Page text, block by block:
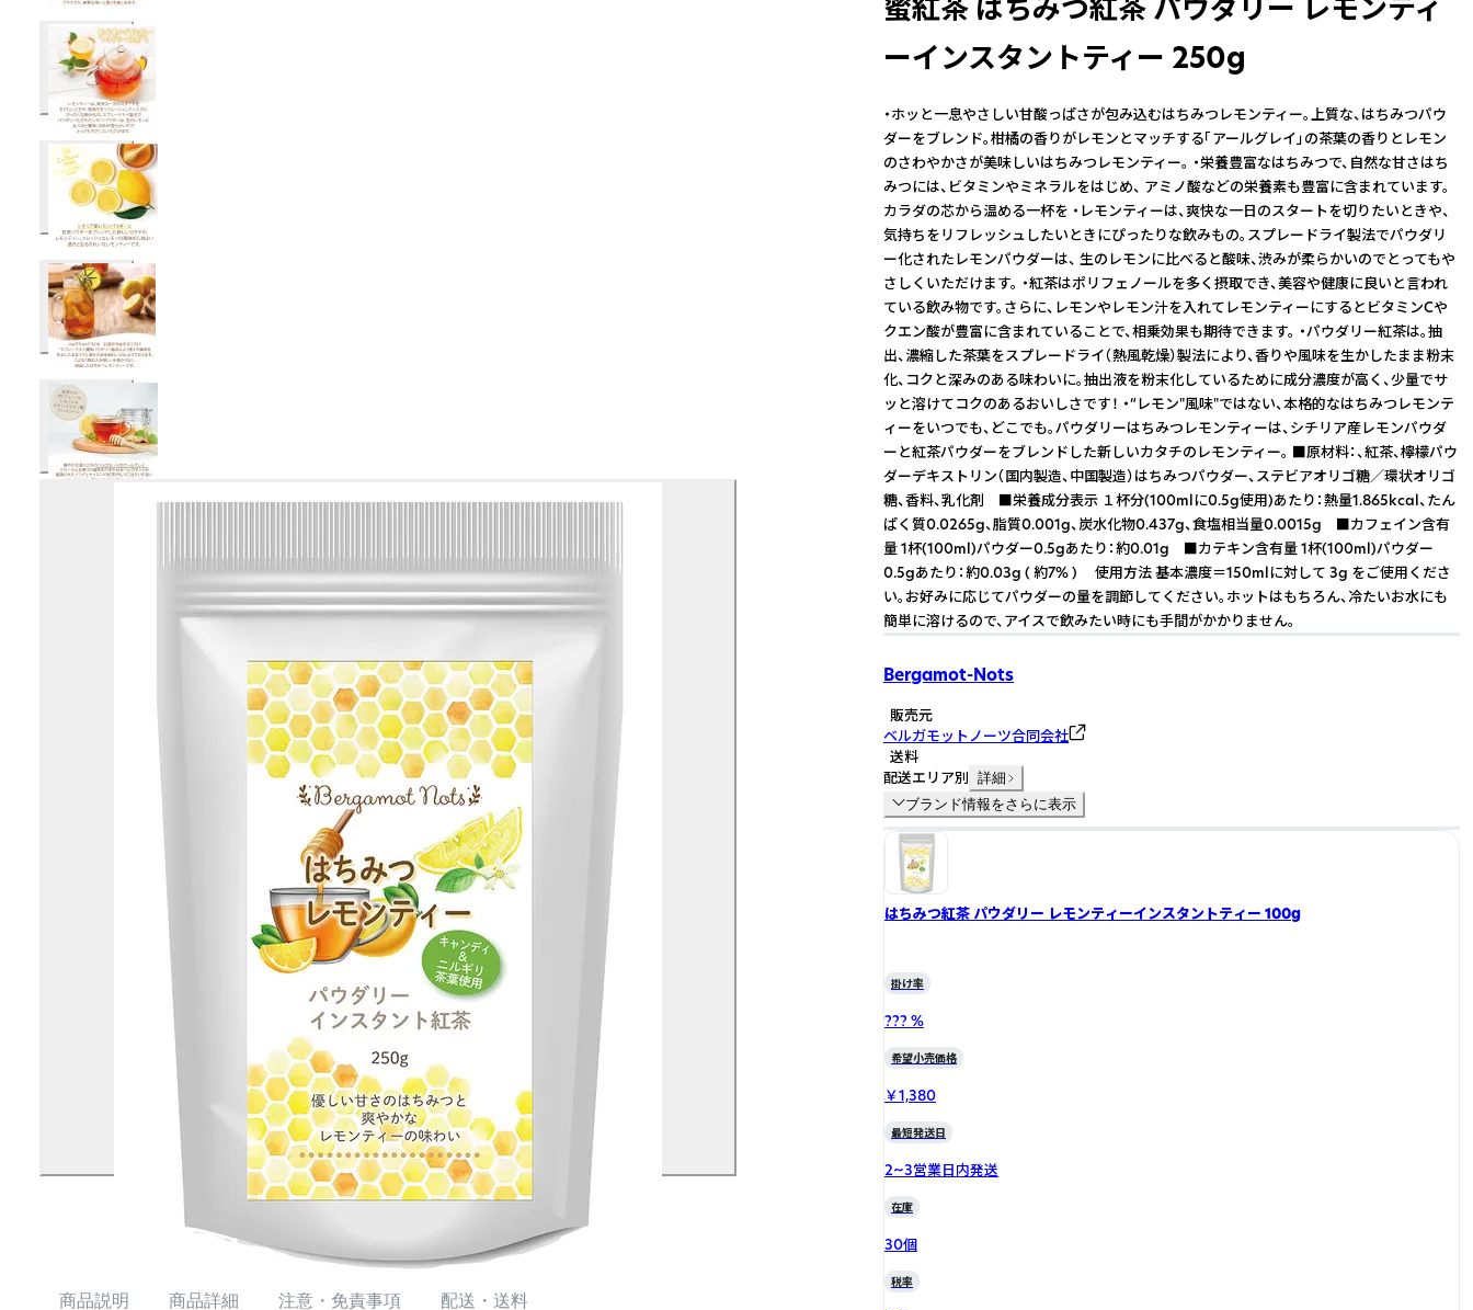
商品説明 商品詳細 注意・免責事項 配送・送料
蜜紅茶 はちみつ紅茶 パウダリー レモンティ
ーインスタントティー 250g
・ホッと一息やさしい甘酸っぱさが包み込むはちみつレモンティー。上質な、はちみつパウ
ダーをブレンド。柑橘の香りがレモンとマッチする「アールグレイ」の茶葉の香りとレモン
のさわやかさが美味しいはちみつレモンティー。 ・栄養豊富なはちみつで、自然な甘さはち
みつには、ビタミンやミネラルをはじめ、 アミノ酸などの栄養素も豊富に含まれています。
カラダの芯から温める一杯を ・レモンティーは、爽快な一日のスタートを切りたいときや、
気持ちをリフレッシュしたいときにぴったりな飲みもの。スプレードライ製法でパウダリ
ー化されたレモンパウダーは、 生のレモンに比べると酸味、渋みが柔らかいのでとってもや
さしくいただけます。 ・紅茶はポリフェノールを多く摂取でき、美容や健康に良いと言われ
ている飲み物です。さらに、レモンやレモン汁を入れてレモンティーにするとビタミンCや
クエン酸が豊富に含まれていることで、相乗効果も期待できます。 ・パウダリー紅茶は。抽
出、濃縮した茶葉をスプレードライ（熱風乾燥）製法により、香りや風味を生かしたまま粉末
化、コクと深みのある味わいに。抽出液を粉末化しているために成分濃度が高く、少量でサ
ッと溶けてコクのあるおいしさです！ ・“レモン"風味"ではない、本格的なはちみつレモンテ
ィーをいつでも、どこでも。パウダリーはちみつレモンティーは、シチリア産レモンパウダ
ーと紅茶パウダーをブレンドした新しいカタチのレモンティー。 ■原材料：、紅茶、檸檬パウ
ダーデキストリン（国内製造、中国製造）はちみつパウダー、ステビアオリゴ糖／環状オリゴ
糖、香料、乳化剤 ■栄養成分表示 １杯分(100mlに0.5g使用)あたり：熱量1.865kcal、たん
ぱく質0.0265g、脂質0.001g、炭水化物0.437g、食塩相当量0.0015g ■カフェイン含有
量 1杯(100ml)パウダー0.5gあたり：約0.01g ■カテキン含有量 1杯(100ml)パウダー
0.5gあたり：約0.03g ( 約7% ) 使用方法 基本濃度＝150mlに対して 3g をご使用くださ
い。お好みに応じてパウダーの量を調節してください。ホットはもちろん、冷たいお水にも
簡単に溶けるので、アイスで飲みたい時にも手間がかかりません。
Bergamot-Nots
販売元
ベルガモットノーツ合同会社
送料
配送エリア別 詳細
ブランド情報をさらに表示
はちみつ紅茶 パウダリー レモンティーインスタントティー 100g
掛け率
??? %
希望小売価格
￥1,380
最短発送日
2~3営業日内発送
在庫
30個
税率